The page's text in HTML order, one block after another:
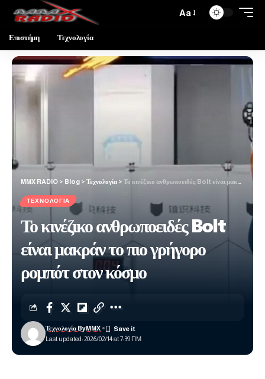
Aa
Επιστήμη Τεχνολογία
MMX RADIO > Blog > Τεχνολογία > Το κινέζικο ανθρωποειδές Bolt είναι μακράν το πιο γρήγορο ρομπότ στον κόσμο
ΤΕΧΝΟΛΟΓΊΑ
Το κινέζικο ανθρωποειδές Bolt
είναι μακράν το πιο γρήγορο
ρομπότ στον κόσμο
Last updated: 2026/02/14 at 7:39 ΠΜ
Τεχνολογία ByMMX